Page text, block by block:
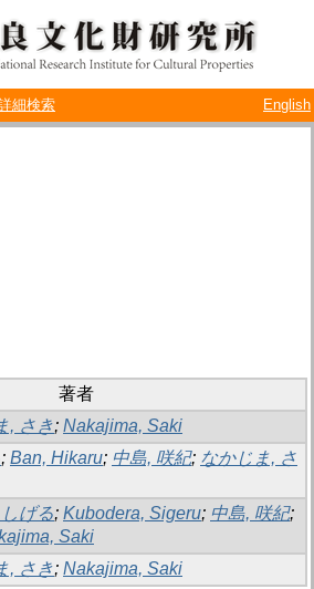
細検索 English
著者
, さき; Nakajima, Saki
; Ban, Hikaru; 中島, 咲紀; なかじま, さ
げる; Kubodera, Sigeru; 中島, 咲紀;
Saki
, さき; Nakajima, Saki